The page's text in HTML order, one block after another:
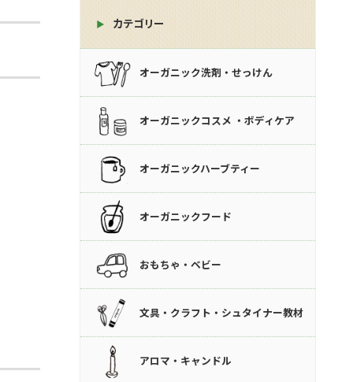
カテゴリー
オーガニック洗剤・せっけん
オーガニックコスメ ・ボディケア
オーガニックハーブティー
オーガニックフード
おもちゃ・ベビー
文具・クラフト・シュタイナー教材
アロマ・キャンドル